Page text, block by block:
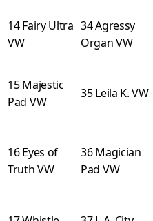
14 Fairy Ultra
VW
34 Agressy
Organ VW
15 Majestic
Pad VW
35 Leila K. VW
16 Eyes of
Truth VW
36 Magician
Pad VW